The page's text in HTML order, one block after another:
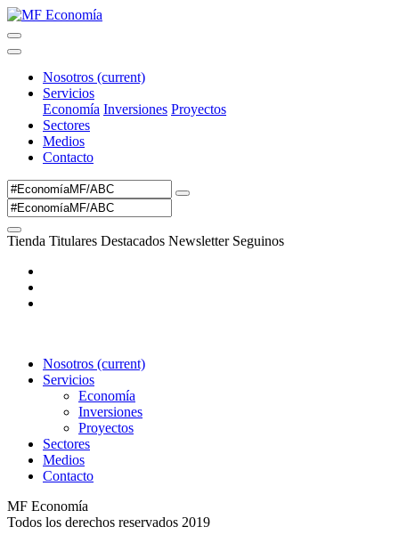
Nosotros (current)
Servicios
Economía Inversiones Proyectos
Sectores
Medios
Contacto
Tienda Titulares Destacados Newsletter Seguinos
Nosotros (current)
Servicios
Economía
Inversiones
Proyectos
Sectores
Medios
Contacto
MF Economía
Todos los derechos reservados 2019